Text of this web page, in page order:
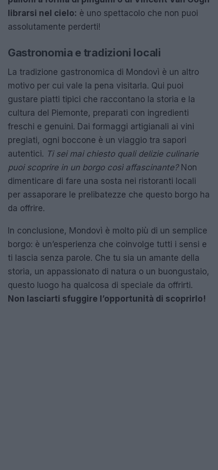
librarsi nel cielo: è uno spettacolo che non puoi
assolutamente perderti!
Gastronomia e tradizioni locali
La tradizione gastronomica di Mondovì è un altro
motivo per cui vale la pena visitarla. Qui puoi
gustare piatti tipici che raccontano la storia e la
cultura del Piemonte, preparati con ingredienti
freschi e genuini. Dai formaggi artigianali ai vini
pregiati, ogni boccone è un viaggio tra sapori
autentici. Ti sei mai chiesto quali delizie culinarie
puoi scoprire in un borgo così affascinante?Non
dimenticare di fare una sosta nei ristoranti locali
per assaporare le prelibatezze che questo borgo ha
da offrire.
In conclusione, Mondovì è molto più di un semplice
borgo: è un’esperienza che coinvolge tutti i sensi e
ti lascia senza parole. Che tu sia un amante della
storia, un appassionato di natura o un buongustaio,
questo luogo ha qualcosa di speciale da offrirti.
Non lasciarti sfuggire l’opportunità di scoprirlo!